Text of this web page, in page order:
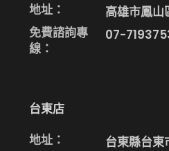
地址：
高雄市鳳
免費諮詢專
線：
07-
台東店
地址：
台東縣台